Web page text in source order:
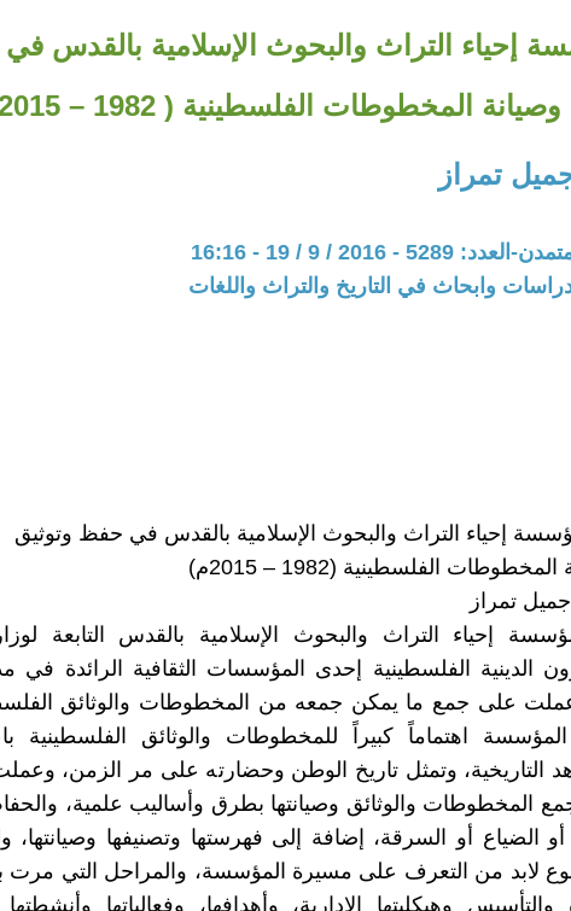
إحياء التراث والبحوث الإسلامية بالقدس
وصيانة المخطوطات الفلسطينية ( 1982 – 2015 م)
تمراز
5289 - 2016 / 9 / 19 - 16:16
وابحاث في التاريخ والتراث واللغات
إحياء التراث والبحوث الإسلامية بالقدس في حفظ وتوثيق
الفلسطينية (1982 – 2015م)
تمراز
إحياء التراث والبحوث الإسلامية بالقدس التابعة
الدينية الفلسطينية إحدى المؤسسات الثقافية الرائدة في
عملت على جمع ما يمكن جمعه من المخطوطات والوثائق
اهتماماً كبيراً للمخطوطات والوثائق الفلسطينية
التاريخية، وتمثل تاريخ الوطن وحضارته على مر الزمن،
المخطوطات والوثائق وصيانتها بطرق وأساليب علمية،
أو الضياع أو السرقة، إضافة إلى فهرستها وتصنيفها وصيانتها،
لابد من التعرف على مسيرة المؤسسة، والمراحل التي
والتأسيس وهيكليتها الإدارية، وأهدافها، وفعالياتها وأنشطتها